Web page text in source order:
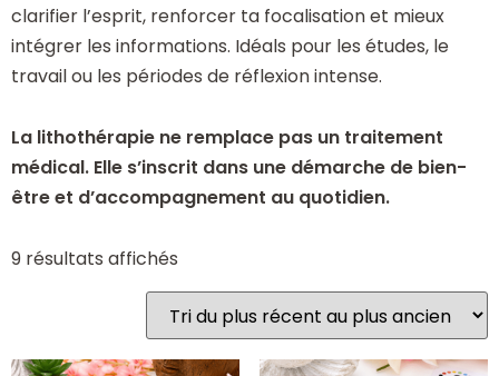
clarifier l’esprit, renforcer ta focalisation et mieux
intégrer les informations. Idéals pour les études, le
travail ou les périodes de réflexion intense.
La lithothérapie ne remplace pas un traitement
médical. Elle s’inscrit dans une démarche de bien-
être et d’accompagnement au quotidien.
9 résultats affichés